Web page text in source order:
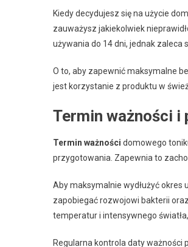
Kiedy decydujesz się na użycie
zauważysz jakiekolwiek
używania do 14 dni, jednak
O to, aby zapewnić maksymalne
jest korzystanie z produktu w
Termin ważności i
Termin ważności domowego
przygotowania. Zapewnia to
Aby maksymalnie wydłużyć
zapobiegać rozwojowi bakterii
temperatur i intensywnego
Regularna kontrola daty